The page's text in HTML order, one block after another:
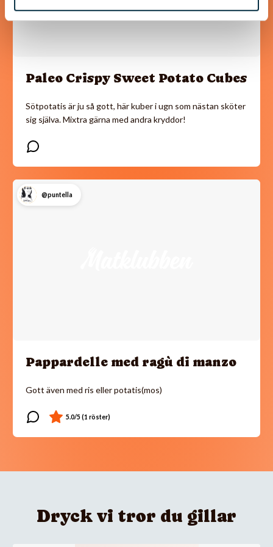
Paleo Crispy Sweet Potato Cubes
Sötpotatis är ju så gott, här kuber i ugn som nästan sköter
sig själva. Mixtra gärna med andra kryddor!
@puntella
Pappardelle med ragù di manzo
Gott även med ris eller potatis(mos)
Dryck vi tror du gillar